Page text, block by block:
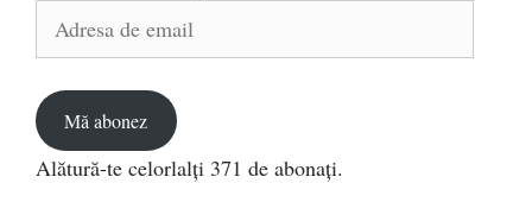
Adresa
Mă abonez
Alătură-te celorlalți 371 de abonați.